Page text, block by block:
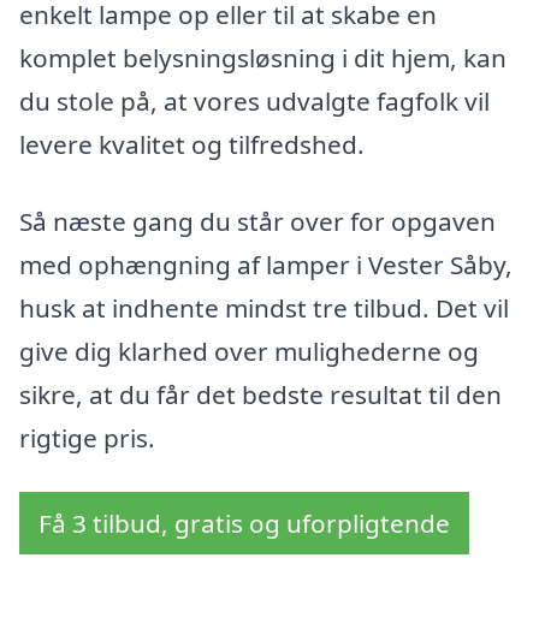
enkelt lampe op eller til at skabe en
komplet belysningsløsning i dit hjem, kan
du stole på, at vores udvalgte fagfolk vil
levere kvalitet og tilfredshed.
Så næste gang du står over for opgaven
med ophængning af lamper i Vester Såby,
husk at indhente mindst tre tilbud. Det vil
give dig klarhed over mulighederne og
sikre, at du får det bedste resultat til den
rigtige pris.
Få 3 tilbud, gratis og uforpligtende